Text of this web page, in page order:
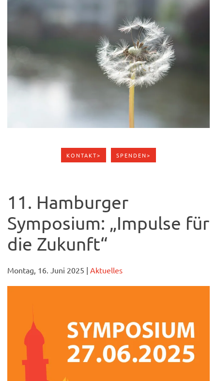
KONTAKT> SPENDEN>
11. Hamburger
Symposium: „Impulse für
die Zukunft“
Montag, 16. Juni 2025 | Aktuelles